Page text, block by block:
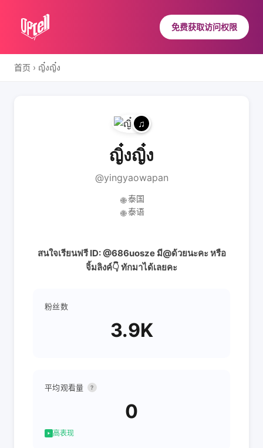
免费获取访问权限
首页 › ญิ๋งญิ๋ง
ญิ๋งญิ๋ง
@yingyaowapan
🌐 泰国
🌐 泰语
สนใจเรียนฟรี ID: @686uosze มี@ด้วยนะคะ หรือ
จิ้มลิงค์👇 ทักมาได้เลยคะ
粉丝数
3.9K
平均观看量 ?
0
高表现